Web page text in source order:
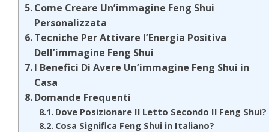
Come Creare Un’immagine Feng Shui
Personalizzata
Tecniche Per Attivare l’Energia Positiva
Dell’immagine Feng Shui
I Benefici Di Avere Un’immagine Feng Shui in
Casa
Domande Frequenti
Dove Posizionare Il Letto Secondo Il Feng Shui?
Cosa Significa Feng Shui in Italiano?